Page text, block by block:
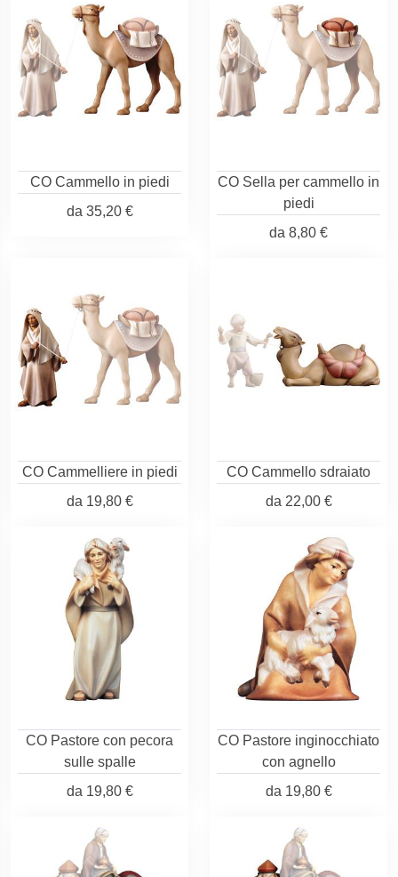
CO Cammello in piedi
da 35,20 €
CO Sella per cammello in
piedi
da 8,80 €
CO Cammelliere in piedi
da 19,80 €
CO Cammello sdraiato
da 22,00 €
CO Pastore con pecora
sulle spalle
da 19,80 €
CO Pastore inginocchiato
con agnello
da 19,80 €